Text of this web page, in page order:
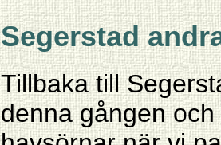
Segerstad
Tillbaka till
denna gången